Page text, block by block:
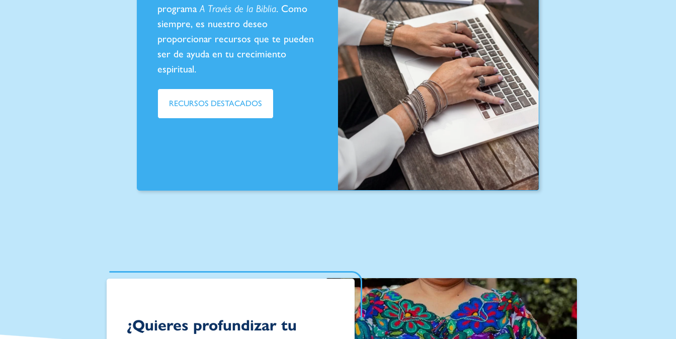
programaA Través de la Biblia. Como
siempre, es nuestro deseo
proporcionar recursos que te pueden
ser de ayuda en tu crecimiento
espiritual.
RECURSOS DESTACADOS
¿Quieres profundizar tu